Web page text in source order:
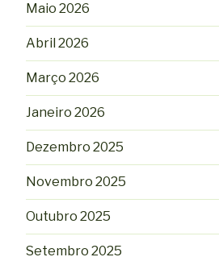
Maio 2026
Abril 2026
Março 2026
Janeiro 2026
Dezembro 2025
Novembro 2025
Outubro 2025
Setembro 2025